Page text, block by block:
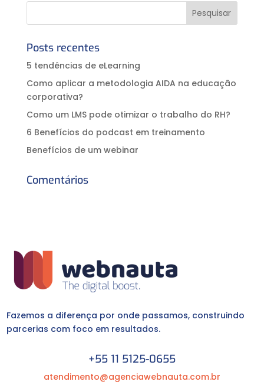
Posts recentes
5 tendências de eLearning
Como aplicar a metodologia AIDA na educação
corporativa?⠀
Como um LMS pode otimizar o trabalho do RH?
6 Benefícios do podcast em treinamento
Benefícios de um webinar
Comentários
Fazemos a diferença por onde passamos, construindo
parcerias com foco em resultados.
+55 11 5125-0655
atendimento@agenciawebnauta.com.br